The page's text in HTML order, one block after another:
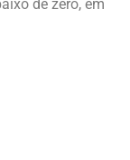
de zero, em